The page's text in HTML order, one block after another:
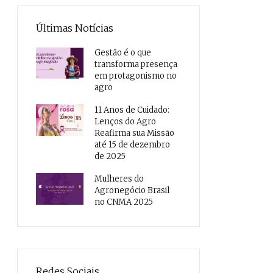
Últimas Notícias
Gestão é o que
transforma presença
em protagonismo no
agro
11 Anos de Cuidado:
Lenços do Agro
Reafirma sua Missão
até 15 de dezembro
de 2025
Mulheres do
Agronegócio Brasil
no CNMA 2025